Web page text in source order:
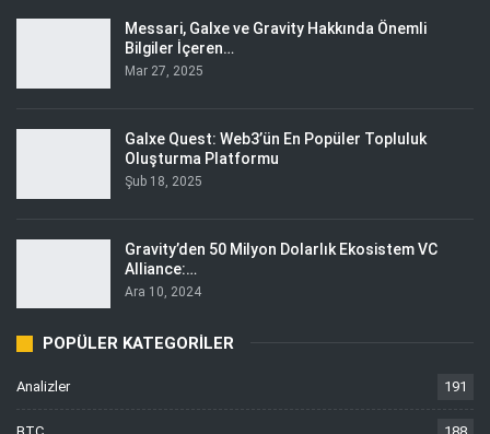
Messari, Galxe ve Gravity Hakkında Önemli
Bilgiler İçeren…
Mar 27, 2025
Galxe Quest: Web3’ün En Popüler Topluluk
Oluşturma Platformu
Şub 18, 2025
Gravity’den 50 Milyon Dolarlık Ekosistem VC
Alliance:…
Ara 10, 2024
POPÜLER KATEGORILER
Analizler 191